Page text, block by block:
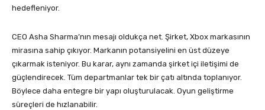
hedefleniyor.
CEO Asha Sharma’nın mesajı oldukça net. Şirket, Xbox markasının
mirasına sahip çıkıyor. Markanın potansiyelini en üst düzeye
çıkarmak isteniyor. Bu karar, aynı zamanda şirket içi iletişimi de
güçlendirecek. Tüm departmanlar tek bir çatı altında toplanıyor.
Böylece daha entegre bir yapı oluşturulacak. Oyun geliştirme
süreçleri de hızlanabilir.